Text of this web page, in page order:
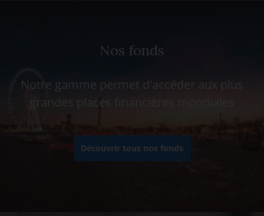
Nos fonds
Notre gamme permet d'accéder aux plus
grandes places financières mondiales
Découvrir tous nos fonds